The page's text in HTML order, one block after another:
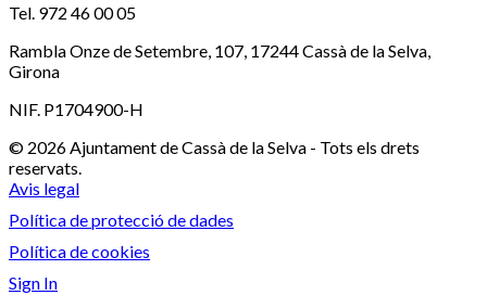
Tel. 972 46 00 05
Rambla Onze de Setembre, 107, 17244 Cassà de la Selva,
Girona
NIF. P1704900-H
© 2026 Ajuntament de Cassà de la Selva - Tots els drets
reservats.
Avis legal
Política de protecció de dades
Política de cookies
Sign In